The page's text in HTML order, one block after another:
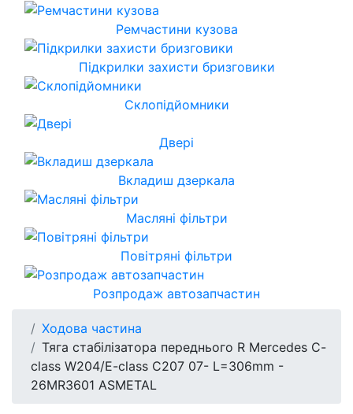
Ремчастини кузова
Підкрилки захисти бризговики
Склопідйомники
Двері
Вкладиш дзеркала
Масляні фільтри
Повітряні фільтри
Розпродаж автозапчастин
Ходова частина
Тяга стабілізатора переднього R Mercedes C-
class W204/E-class C207 07- L=306mm -
26MR3601 ASMETAL